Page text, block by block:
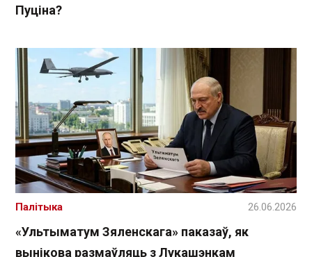
Пуціна?
«Ультыматум Зяленскага» паказаў, як
вынікова размаўляць з Лукашэнкам
Палітыка 26.06.2026